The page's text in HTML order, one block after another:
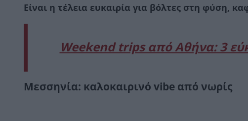
Είναι η τέλεια ευκαιρία για βόλτες στη φύση,
Weekend trips από Αθήνα: 3
Μεσσηνία: καλοκαιρινό vibe από νωρίς